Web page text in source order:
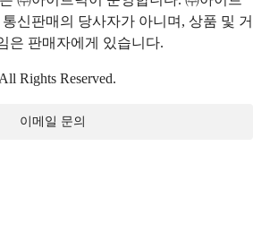
신판매의 당사자가 아니며, 상품 및 거
은 판매자에게 있습니다.
Rights Reserved.
이메일 문의